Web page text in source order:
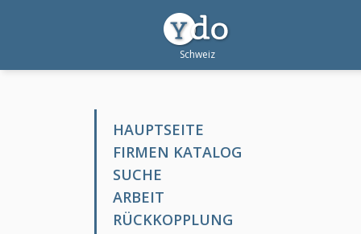
HAUPTSEITE
FIRMEN KATALOG
SUCHE
ARBEIT
RÜCKKOPPLUNG